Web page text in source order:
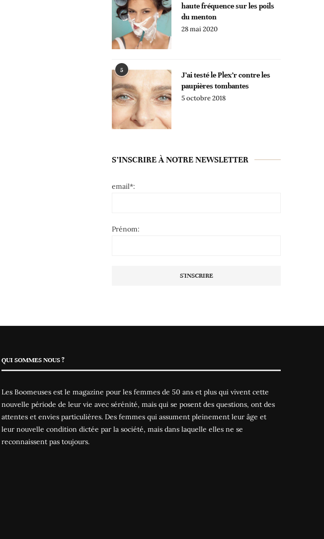
haute fréquence sur les poils
du menton
28 mai 2020
5
J’ai testé le Plex’r contre les
paupières tombantes
5 octobre 2018
S’INSCRIRE À NOTRE NEWSLETTER
email*:
Prénom:
QUI SOMMES NOUS ?
Les Boomeuses est le magazine pour les femmes de 50 ans et plus qui vivent cette
nouvelle période de leur vie avec sérénité, mais qui se posent des questions, ont des
attentes et envies particulières. Des femmes qui assument pleinement leur âge et
leur nouvelle condition dictée par la société, mais dans laquelle elles ne se
reconnaissent pas toujours.